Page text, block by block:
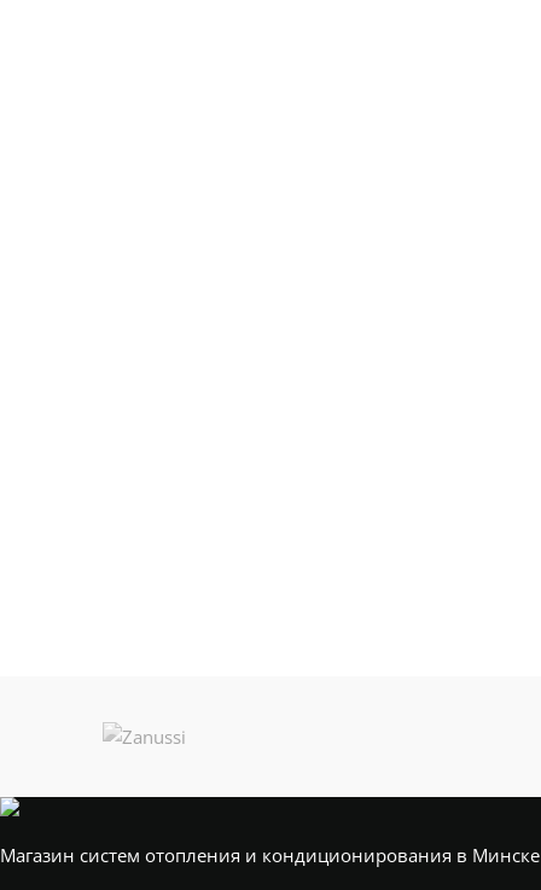
Магазин систем отопления и кондиционирования в Минске